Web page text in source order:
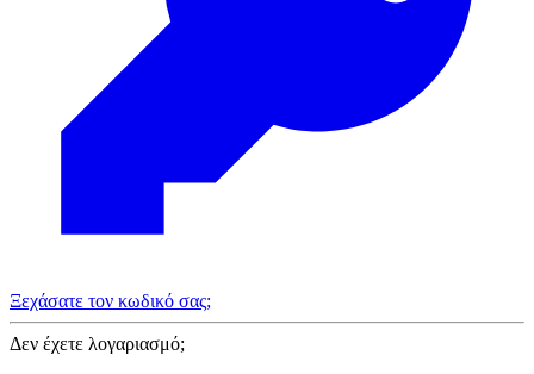
Ξεχάσατε τον κωδικό σας;
Δεν έχετε λογαριασμό;